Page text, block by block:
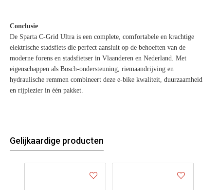
Conclusie
De Sparta C-Grid Ultra is een complete, comfortabele en krachtige
elektrische stadsfiets die perfect aansluit op de behoeften van de
moderne forens en stadsfietser in Vlaanderen en Nederland. Met
eigenschappen als Bosch-ondersteuning, riemaandrijving en
hydraulische remmen combineert deze e-bike kwaliteit, duurzaamheid
en rijplezier in één pakket.
Gelijkaardige producten